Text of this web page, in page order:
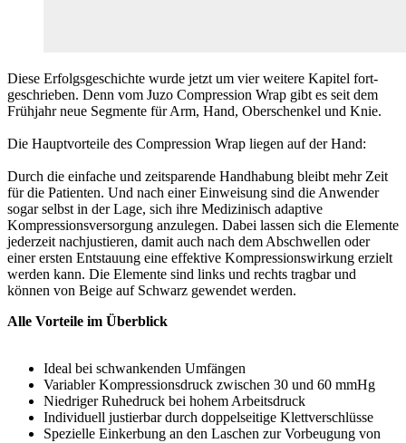
Diese Erfolgsgeschichte wurde jetzt um vier weitere Kapitel fort-
geschrieben. Denn vom Juzo Compression Wrap gibt es seit dem
Frühjahr neue Segmente für Arm, Hand, Oberschenkel und Knie.
Die Hauptvorteile des Compression Wrap liegen auf der Hand:
Durch die einfache und zeitsparende Handhabung bleibt mehr Zeit
für die Patienten. Und nach einer Einweisung sind die Anwender
sogar selbst in der Lage, sich ihre Medizinisch adaptive
Kompressionsversorgung anzulegen. Dabei lassen sich die Elemente
jederzeit nachjustieren, damit auch nach dem Abschwellen oder
einer ersten Entstauung eine effektive Kompressionswirkung erzielt
werden kann. Die Elemente sind links und rechts tragbar und
können von Beige auf Schwarz gewendet werden.
Alle Vorteile im Überblick
Ideal bei schwankenden Umfängen
Variabler Kompressionsdruck zwischen 30 und 60 mmHg
Niedriger Ruhedruck bei hohem Arbeitsdruck
Individuell justierbar durch doppelseitige Klettverschlüsse
Spezielle Einkerbung an den Laschen zur Vorbeugung von